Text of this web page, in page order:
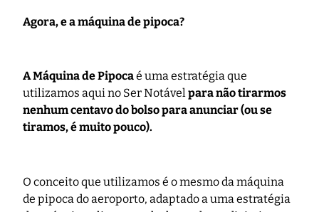
Agora, e a máquina de pipoca?
A Máquina de Pipocaé uma estratégia que
utilizamos aqui no Ser Notávelpara não tirarmos
nenhum centavo do bolso para anunciar (ou se
tiramos, é muito pouco).
O conceito que utilizamos é o mesmo da máquina
de pipoca do aeroporto, adaptado a uma estratégia